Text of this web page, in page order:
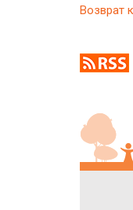
Возврат